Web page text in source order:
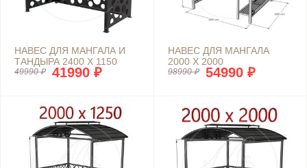
НАВЕС ДЛЯ МАНГАЛА И
ТАНДЫРА 2400 Х 1150
49990 ₽ 41990 ₽
НАВЕС ДЛЯ МАНГАЛА
2000 Х 2000
98990 ₽ 54990 ₽